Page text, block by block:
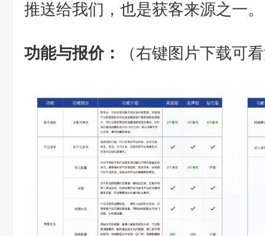
推送给我们，也是获客来源之一。
功能与报价： （右键图片下载可